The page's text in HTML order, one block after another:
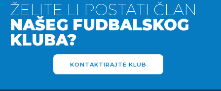
ŽELITE LI POSTATI ČLAN
NAŠEG FUDBALSKOG
KLUBA?
KONTAKTIRAJTE KLUB